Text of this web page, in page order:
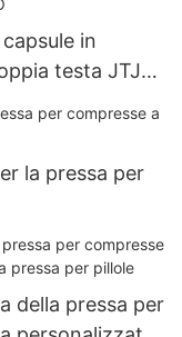
in
testa JTJ-A
la pressa per
della pressa per